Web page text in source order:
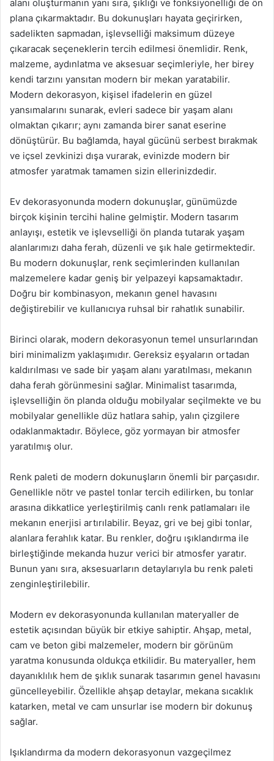
alanı oluşturmanın yanı sıra, şıklığı ve fonksiyonelliği de ön
plana çıkarmaktadır. Bu dokunuşları hayata geçirirken,
sadelikten sapmadan, işlevselliği maksimum düzeye
çıkaracak seçeneklerin tercih edilmesi önemlidir. Renk,
malzeme, aydınlatma ve aksesuar seçimleriyle, her birey
kendi tarzını yansıtan modern bir mekan yaratabilir.
Modern dekorasyon, kişisel ifadelerin en güzel
yansımalarını sunarak, evleri sadece bir yaşam alanı
olmaktan çıkarır; aynı zamanda birer sanat eserine
dönüştürür. Bu bağlamda, hayal gücünü serbest bırakmak
ve içsel zevkinizi dışa vurarak, evinizde modern bir
atmosfer yaratmak tamamen sizin ellerinizdedir.
Ev dekorasyonunda modern dokunuşlar, günümüzde
birçok kişinin tercihi haline gelmiştir. Modern tasarım
anlayışı, estetik ve işlevselliği ön planda tutarak yaşam
alanlarımızı daha ferah, düzenli ve şık hale getirmektedir.
Bu modern dokunuşlar, renk seçimlerinden kullanılan
malzemelere kadar geniş bir yelpazeyi kapsamaktadır.
Doğru bir kombinasyon, mekanın genel havasını
değiştirebilir ve kullanıcıya ruhsal bir rahatlık sunabilir.
Birinci olarak, modern dekorasyonun temel unsurlarından
biri minimalizm yaklaşımıdır. Gereksiz eşyaların ortadan
kaldırılması ve sade bir yaşam alanı yaratılması, mekanın
daha ferah görünmesini sağlar. Minimalist tasarımda,
işlevselliğin ön planda olduğu mobilyalar seçilmekte ve bu
mobilyalar genellikle düz hatlara sahip, yalın çizgilere
odaklanmaktadır. Böylece, göz yormayan bir atmosfer
yaratılmış olur.
Renk paleti de modern dokunuşların önemli bir parçasıdır.
Genellikle nötr ve pastel tonlar tercih edilirken, bu tonlar
arasına dikkatlice yerleştirilmiş canlı renk patlamaları ile
mekanın enerjisi artırılabilir. Beyaz, gri ve bej gibi tonlar,
alanlara ferahlık katar. Bu renkler, doğru ışıklandırma ile
birleştiğinde mekanda huzur verici bir atmosfer yaratır.
Bunun yanı sıra, aksesuarların detaylarıyla bu renk paleti
zenginleştirilebilir.
Modern ev dekorasyonunda kullanılan materyaller de
estetik açısından büyük bir etkiye sahiptir. Ahşap, metal,
cam ve beton gibi malzemeler, modern bir görünüm
yaratma konusunda oldukça etkilidir. Bu materyaller, hem
dayanıklılık hem de şıklık sunarak tasarımın genel havasını
güncelleyebilir. Özellikle ahşap detaylar, mekana sıcaklık
katarken, metal ve cam unsurlar ise modern bir dokunuş
sağlar.
Işıklandırma da modern dekorasyonun vazgeçilmez